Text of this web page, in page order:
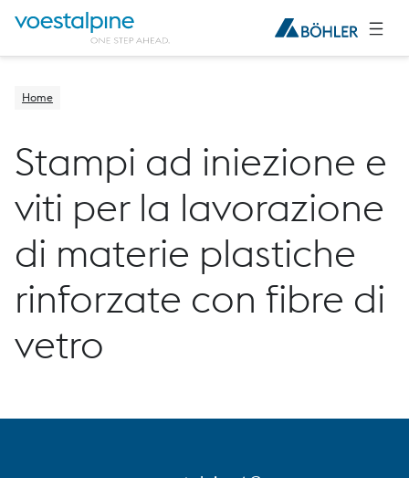
Home
Stampi ad iniezione e
viti per la lavorazione
di materie plastiche
rinforzate con fibre di
vetro